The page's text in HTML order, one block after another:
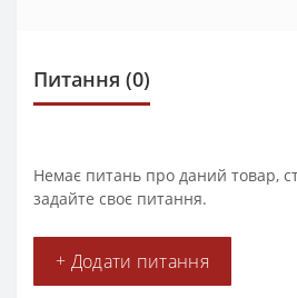
Питання (0)
Немає питань про даний товар,
задайте своє питання.
+ Додати питання